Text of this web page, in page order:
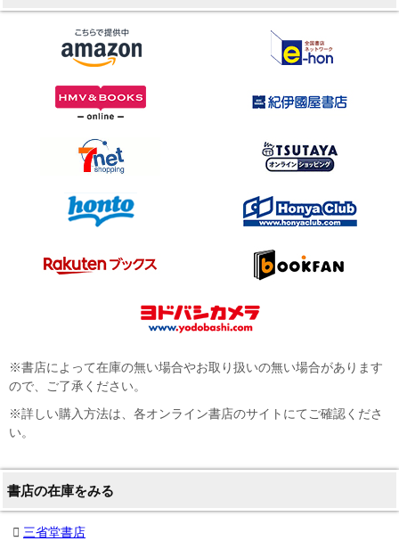
※書店によって在庫の無い場合やお取り扱いの無い場合があります
ので、ご了承ください。
※詳しい購入方法は、各オンライン書店のサイトにてご確認くださ
い。
書店の在庫をみる
三省堂書店